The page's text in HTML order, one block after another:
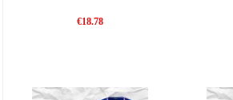
€18.78